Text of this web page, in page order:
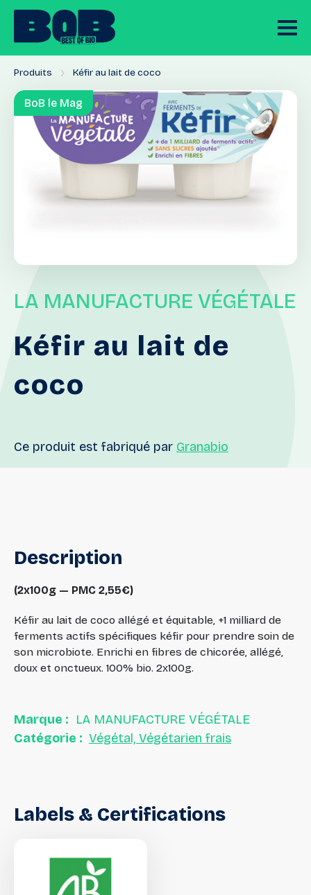
Produits Kéfir au lait de coco
BoB le Mag
LA MANUFACTURE VÉGÉTALE
Kéfir au lait de
coco
Ce produit est fabriqué par Granabio
Description
(2x100g — PMC 2,55€)
Kéfir au lait de coco allégé et équitable, +1 milliard de
ferments actifs spécifiques kéfir pour prendre soin de
son microbiote. Enrichi en fibres de chicorée, allégé,
doux et onctueux. 100% bio. 2x100g.
Marque : LA MANUFACTURE VÉGÉTALE
Catégorie : Végétal, Végétarien frais
Labels & Certifications